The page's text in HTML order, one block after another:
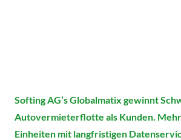
Softing AG’s Globalmatix gewinnt
Autovermieterflotte als Kunden. Mehr
Einheiten mit langfristigen